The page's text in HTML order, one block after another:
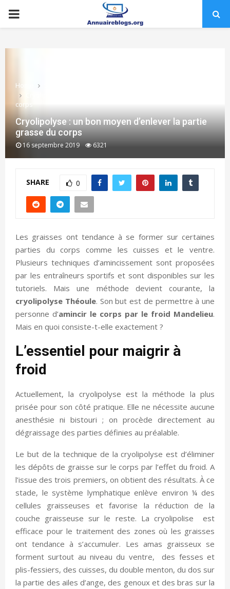
PRIMARY
Home
corps
Cryolipolyse : un bon moyen d’enlever la partie
grasse du corps
16 septembre 2019 6321
SHARE 0
Les graisses ont tendance à se former sur certaines
parties du corps comme les cuisses et le ventre.
Plusieurs techniques d’amincissement sont proposées
par les entraîneurs sportifs et sont disponibles sur les
tutoriels. Mais une méthode devient courante, la
cryolipolyse Théoule. Son but est de permettre à une
personne d’amincir le corps par le froid Mandelieu.
Mais en quoi consiste-t-elle exactement ?
L’essentiel pour maigrir à
froid
Actuellement, la cryolipolyse est la méthode la plus
prisée pour son côté pratique. Elle ne nécessite aucune
anesthésie ni bistouri ; on procède directement au
dégraissage des parties définies au préalable.
Le but de la technique de la cryolipolyse est d’éliminer
les dépôts de graisse sur le corps par l’effet du froid. A
l’issue des trois premiers, on obtient des résultats. À ce
stade, le système lymphatique enlève environ ¼ des
cellules graisseuses et favorise la réduction de la
couche graisseuse sur le reste. La cryolipolise est
efficace pour le traitement des zones où les graisses
ont tendance à s’accumuler. Les amas graisseux se
forment surtout au niveau du ventre, des fesses et
plis-fessiers, des cuisses, du double menton, du dos sur
la partie des ailes d’ange, des genoux et des bras sur la